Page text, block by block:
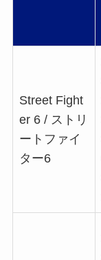
Street Fight
er 6 / ストリ
ートファイ
ター6